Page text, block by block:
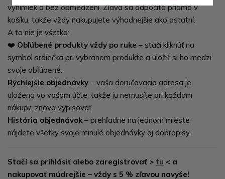
výnimiek a bez obmedzení. Zľava sa odpočíta priamo v
košíku, takže vždy nakupujete výhodnejšie ako ostatní.
A to nie je všetko:
❤️ Obľúbené produkty vždy po ruke – stačí kliknúť na
symbol srdiečka pri vybranom produkte a uložiť si ho medzi
svoje obľúbené.
Rýchlejšie objednávky – vaša doručovacia adresa je
uložená vo vašom účte, takže ju nemusíte pri každom
nákupe znova vypisovať.
História objednávok – prehľadne na jednom mieste
nájdete všetky svoje minulé objednávky aj dobropisy.
Stačí sa prihlásiť alebo zaregistrovať > tu < a
nakupovať múdrejšie – vždy s 5 % zľavou navyše!